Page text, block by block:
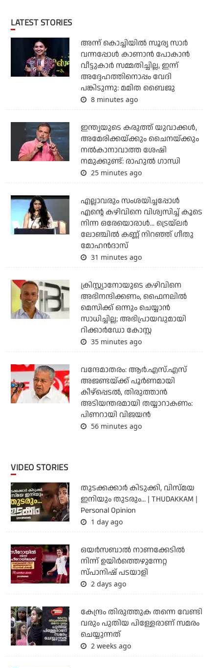
LATEST STORIES
അന്ന് കൊച്ചിയില്‍ സൂര്യ സാര്‍
വന്നപ്പോള്‍ കാണാന്‍ പോകാന്‍
വീട്ടുകാര്‍ സമ്മതിച്ചില്ല, ഇന്ന്
അദ്ദേഹത്തിനൊപ്പം വേദി
പങ്കിടുന്നു: മമിത ബൈജു
8 minutes ago
ഇന്ത്യയുടെ കരുത്ത് യുവാക്കള്‍,
അമേരിക്കയ്ക്കും ചൈനയ്ക്കും
നല്‍കാനാവാത്ത ശേഷി
നമുക്കുണ്ട്: രാഹുല്‍ ഗാന്ധി
25 minutes ago
എല്ലാവരും സംശയിച്ചപ്പോള്‍
എന്റെ കഴിവിനെ വിശ്വസിച്ച് കൂടെ
നിന്ന ഒരേയൊരാള്‍... ട്രെയ്‌ലര്‍
ലോഞ്ചില്‍ കണ്ണ് നിറഞ്ഞ് ഗീതു
മോഹന്‍ദാസ്
31 minutes ago
ക്രിസ്റ്റ്യാനോയുടെ കഴിവിനെ
അഭിനന്ദിക്കണം, ഫൈനലില്‍
മെസിക്ക് ഒന്നും ചെയ്യാന്‍
സാധിച്ചില്ല; അഭിപ്രായവുമായി
റിക്കാര്‍ഡോ കോസ്റ്റ
35 minutes ago
വന്ദേമാതരം: ആര്‍.എസ്.എസ്
അജണ്ടയ്ക്ക് പൂര്‍ണമായി
കീഴ്‌പ്പെടല്‍, തിരുത്താന്‍
അടിയന്തരമായി തയ്യാറാകണം:
പിണറായി വിജയന്‍
56 minutes ago
VIDEO STORIES
തുടക്കക്കാര്‍ കിടുക്കി, വിസ്മയ
ഇനിയും തുടരും... | THUDAKKAM |
Personal Opinion
1 day ago
ഒയര്‍സബാൽ നാണക്കേടിൽ
നിന്ന് ഉയിർത്തെഴുന്നേറ്റ
സ്പാനിഷ് പടയാളി
2 days ago
കേന്ദ്രം തിരുത്തുക തന്നെ വേണ്ടി
വരും പുതിയ പിള്ളേരാണ് സമരം
ചെയ്യുന്നത്
2 weeks ago